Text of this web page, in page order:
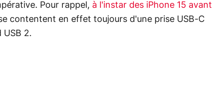
Pour rappel, à l'instar des iPhone 15 avant
contentent en effet toujours d'une prise USB-C
USB 2.